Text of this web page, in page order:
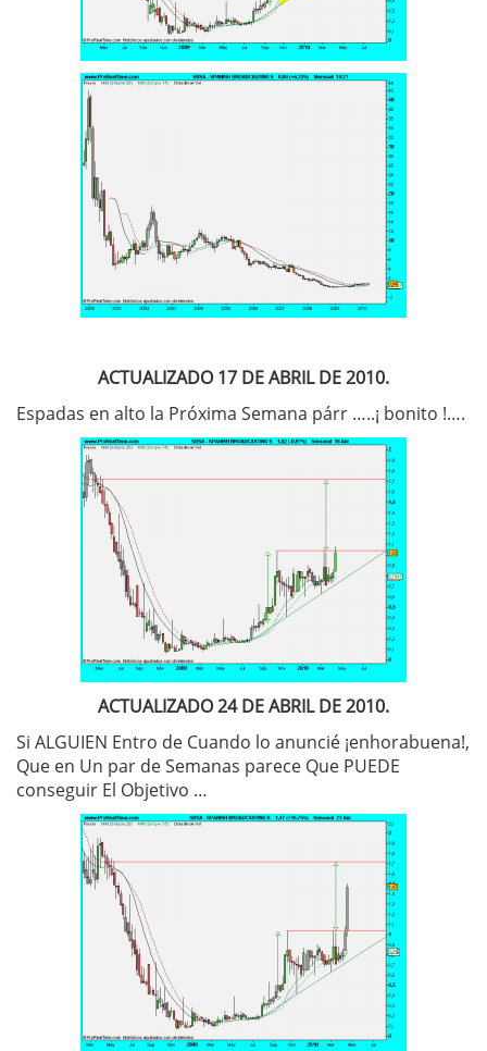
ACTUALIZADO 17 DE ABRIL DE 2010.
Espadas en alto la Próxima Semana párr …..¡ bonito !….
ACTUALIZADO 24 DE ABRIL DE 2010.
Si ALGUIEN Entro de Cuando lo anuncié ¡enhorabuena!,
Que en Un par de Semanas parece Que PUEDE
conseguir El Objetivo …